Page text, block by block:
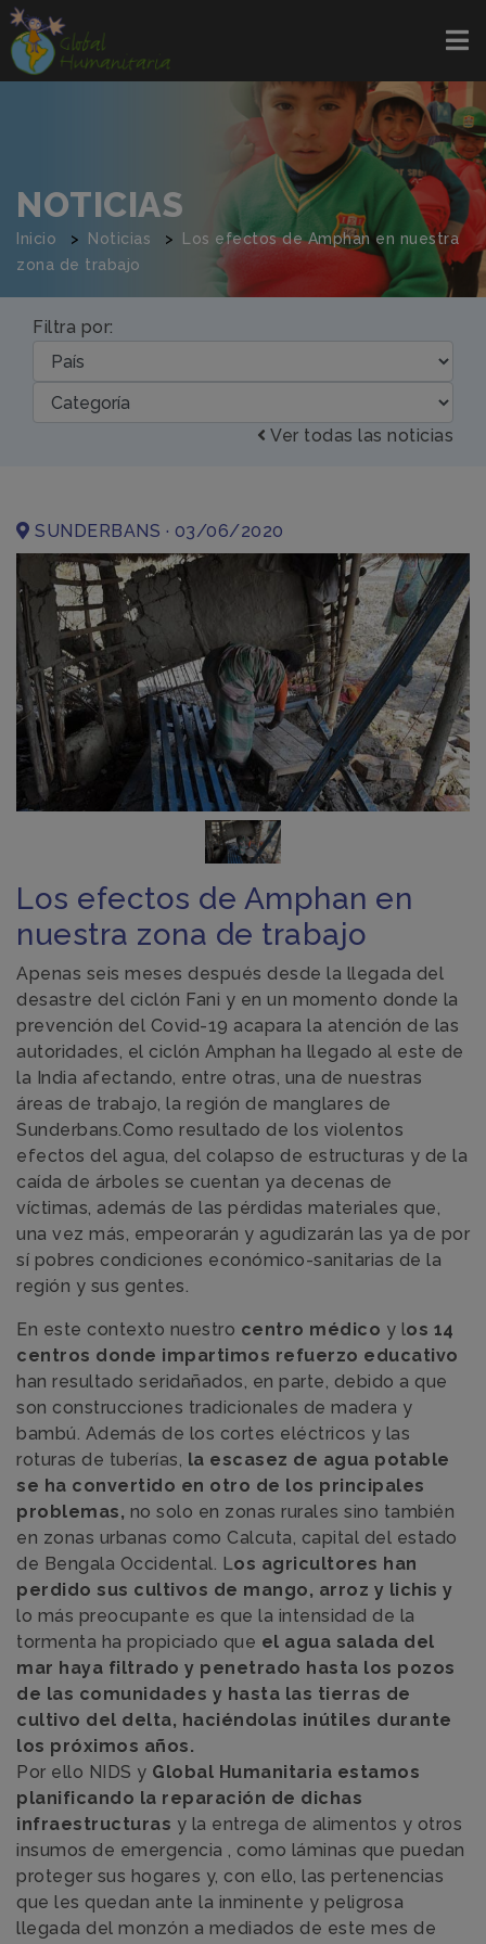
NOTICIAS
Inicio Noticias
Los efectos de Amphan en nuestra
zona de trabajo
Filtra por:
Ver todas las noticias
SUNDERBANS · 03/06/2020
Los efectos de Amphan en
nuestra zona de trabajo
Apenas seis meses después desde la llegada del
desastre del ciclón Fani y en un momento donde la
prevención del Covid-19 acapara la atención de las
autoridades, el ciclón Amphan ha llegado al este de
la India afectando, entre otras, una de nuestras
áreas de trabajo, la región de manglares de
Sunderbans.Como resultado de los violentos
efectos del agua, del colapso de estructuras y de la
caída de árboles se cuentan ya decenas de
víctimas, además de las pérdidas materiales que,
una vez más, empeorarán y agudizarán las ya de por
sí pobres condiciones económico-sanitarias de la
región y sus gentes.
En este contexto nuestro centro médico y los 14
centros donde impartimos refuerzo educativo
han resultado seridañados, en parte, debido a que
son construcciones tradicionales de madera y
bambú. Además de los cortes eléctricos y las
roturas de tuberías, la escasez de agua potable
se ha convertido en otro de los principales
problemas, no solo en zonas rurales sino también
en zonas urbanas como Calcuta, capital del estado
de Bengala Occidental. Los agricultores han
perdido sus cultivos de mango, arroz y lichis y
lo más preocupante es que la intensidad de la
tormenta ha propiciado que el agua salada del
mar haya filtrado y penetrado hasta los pozos
de las comunidades y hasta las tierras de
cultivo del delta, haciéndolas inútiles durante
los próximos años.
Por ello NIDS y Global Humanitaria estamos
planificando la reparación de dichas
infraestructuras y la entrega de alimentos y otros
insumos de emergencia , como láminas que puedan
proteger sus hogares y, con ello, las pertenencias
que les quedan ante la inminente y peligrosa
llegada del monzón a mediados de este mes de